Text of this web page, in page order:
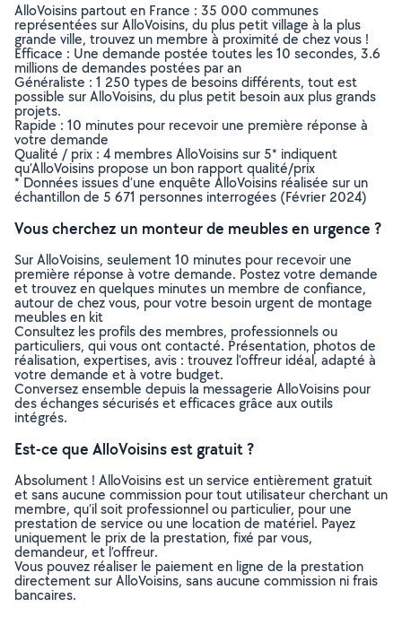
AlloVoisins partout en France : 35 000 communes
représentées sur AlloVoisins, du plus petit village à la plus
grande ville, trouvez un membre à proximité de chez vous !
Efficace : Une demande postée toutes les 10 secondes, 3.6
millions de demandes postées par an
Généraliste : 1 250 types de besoins différents, tout est
possible sur AlloVoisins, du plus petit besoin aux plus grands
projets.
Rapide : 10 minutes pour recevoir une première réponse à
votre demande
Qualité / prix : 4 membres AlloVoisins sur 5* indiquent
qu’AlloVoisins propose un bon rapport qualité/prix
* Données issues d’une enquête AlloVoisins réalisée sur un
échantillon de 5 671 personnes interrogées (Février 2024)
Vous cherchez un monteur de meubles en urgence ?
Sur AlloVoisins, seulement 10 minutes pour recevoir une
première réponse à votre demande. Postez votre demande
et trouvez en quelques minutes un membre de confiance,
autour de chez vous, pour votre besoin urgent de montage
meubles en kit
Consultez les profils des membres, professionnels ou
particuliers, qui vous ont contacté. Présentation, photos de
réalisation, expertises, avis : trouvez l'offreur idéal, adapté à
votre demande et à votre budget.
Conversez ensemble depuis la messagerie AlloVoisins pour
des échanges sécurisés et efficaces grâce aux outils
intégrés.
Est-ce que AlloVoisins est gratuit ?
Absolument ! AlloVoisins est un service entièrement gratuit
et sans aucune commission pour tout utilisateur cherchant un
membre, qu’il soit professionnel ou particulier, pour une
prestation de service ou une location de matériel. Payez
uniquement le prix de la prestation, fixé par vous,
demandeur, et l’offreur.
Vous pouvez réaliser le paiement en ligne de la prestation
directement sur AlloVoisins, sans aucune commission ni frais
bancaires.